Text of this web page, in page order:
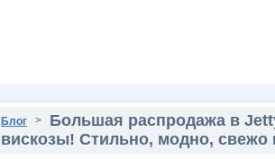
Блог > Большая распродажа в
вискозы! Стильно, модно, свежо